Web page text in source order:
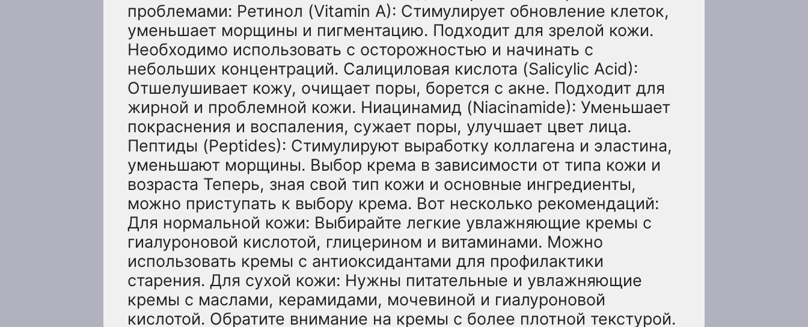
проблемами: Ретинол (Vitamin A): Стимулирует обновление клеток,
уменьшает морщины и пигментацию. Подходит для зрелой кожи.
Необходимо использовать с осторожностью и начинать с
небольших концентраций. Салициловая кислота (Salicylic Acid):
Отшелушивает кожу, очищает поры, борется с акне. Подходит для
жирной и проблемной кожи. Ниацинамид (Niacinamide): Уменьшает
покраснения и воспаления, сужает поры, улучшает цвет лица.
Пептиды (Peptides): Стимулируют выработку коллагена и эластина,
уменьшают морщины. Выбор крема в зависимости от типа кожи и
возраста Теперь, зная свой тип кожи и основные ингредиенты,
можно приступать к выбору крема. Вот несколько рекомендаций:
Для нормальной кожи: Выбирайте легкие увлажняющие кремы с
гиалуроновой кислотой, глицерином и витаминами. Можно
использовать кремы с антиоксидантами для профилактики
старения. Для сухой кожи: Нужны питательные и увлажняющие
кремы с маслами, керамидами, мочевиной и гиалуроновой
кислотой. Обратите внимание на кремы с более плотной текстурой.